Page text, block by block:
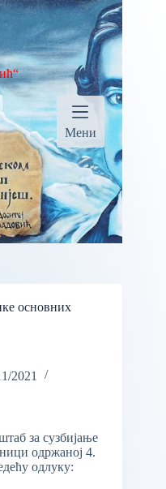
Мени
основних
2021
за сузбијање
одржаној 4.
одлуку: